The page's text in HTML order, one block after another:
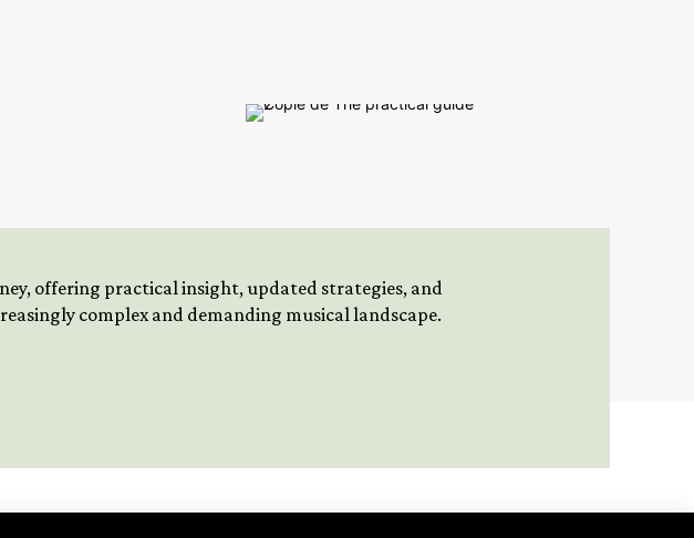
offering practical insight, updated strategies, and
complex and demanding musical landscape.